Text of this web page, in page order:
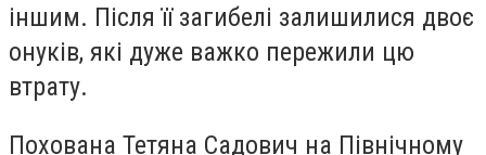
іншим. Після її загибелі залишилися двоє
онуків, які дуже важко пережили цю
втрату.
Похована Тетяна Садович на Північному